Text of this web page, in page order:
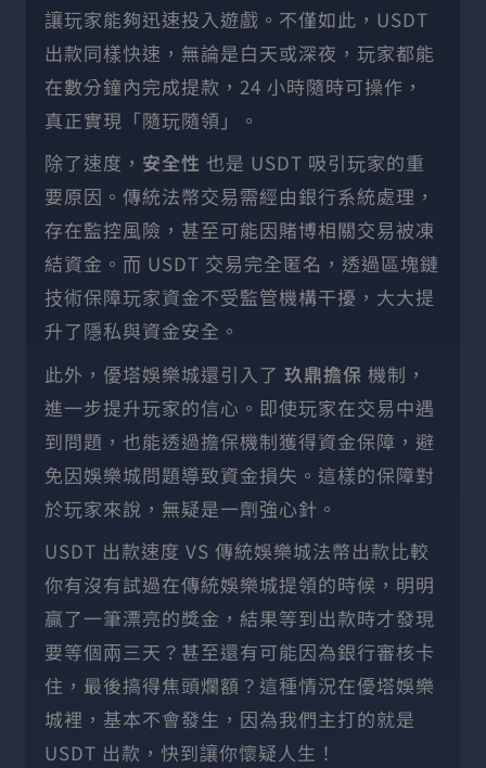
讓玩家能夠迅速投入遊戲。不僅如此，USDT
出款同樣快速，無論是白天或深夜，玩家都能
在數分鐘內完成提款，24 小時隨時可操作，
真正實現「隨玩隨領」。
除了速度， 安全性 也是 USDT 吸引玩家的重
要原因。傳統法幣交易需經由銀行系統處理，
存在監控風險，甚至可能因賭博相關交易被凍
結資金。而 USDT 交易完全匿名，透過區塊鏈
技術保障玩家資金不受監管機構干擾，大大提
升了隱私與資金安全。
此外，優塔娛樂城還引入了玖鼎擔保 機制，
進一步提升玩家的信心。即使玩家在交易中遇
到問題，也能透過擔保機制獲得資金保障，避
免因娛樂城問題導致資金損失。這樣的保障對
於玩家來說，無疑是一劑強心針。
USDT 出款速度 VS 傳統娛樂城法幣出款比較
你有沒有試過在傳統娛樂城提領的時候，明明
贏了一筆漂亮的獎金，結果等到出款時才發現
要等個兩三天？甚至還有可能因為銀行審核卡
住，最後搞得焦頭爛額？這種情況在優塔娛樂
城裡，基本不會發生，因為我們主打的就是
USDT 出款，快到讓你懷疑人生！